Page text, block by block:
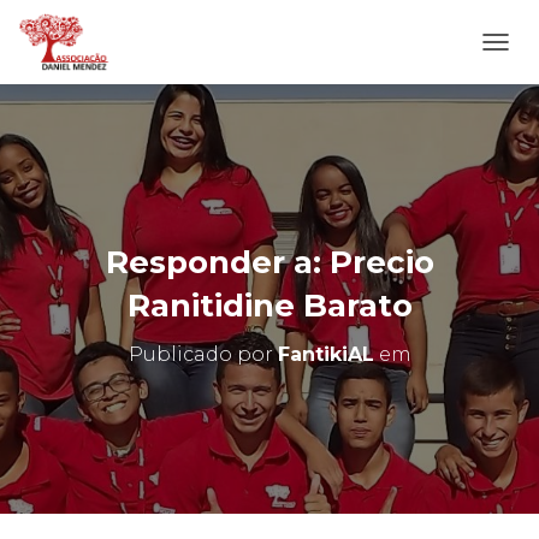
L
T
E
R
N
A
N
A
E
G
O
Responder a: Precio
Ranitidine Barato
Publicado porFantikiALem